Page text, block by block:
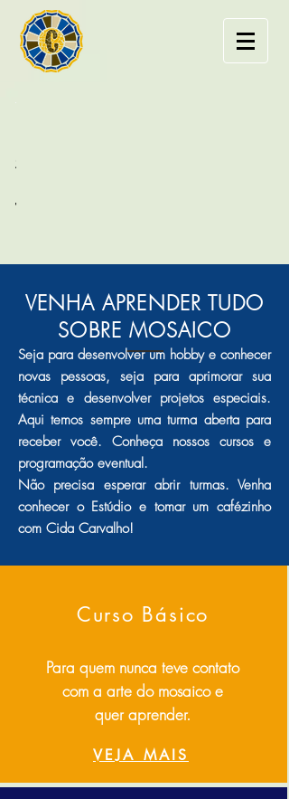
ARTE
TRILHOS
projeto contou
de três painéis
de mosaico
com oficinas
para mulheres
pcd.
OLHARES
Exposição
intercâmcio
artistas israelenses
com 18 artistas
brasilienses.
VENHA APRENDER TUDO
SOBRE MOSAICO
Seja para desenvolver um hobby e conhecer
novas pessoas, seja para aprimorar sua
técnica e desenvolver projetos especiais.
Aqui temos sempre uma turma aberta para
receber você. Conheça nossos cursos e
programação eventual.
Não precisa esperar abrir turmas. Venha
conhecer o Estúdio e tomar um cafézinho
com Cida Carvalho!
Curso Básico
Para quem nunca teve contato
com a arte do mosaico e
quer aprender.
VEJA MAIS